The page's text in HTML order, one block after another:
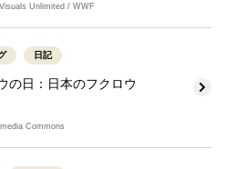
Unlimited / WWF
日記
の日：日本のフクロウ
Commons